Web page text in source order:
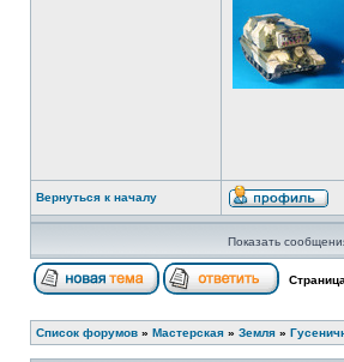
Вернуться к началу
Показать
Страница
Список форумов » Мастерская » Земля »